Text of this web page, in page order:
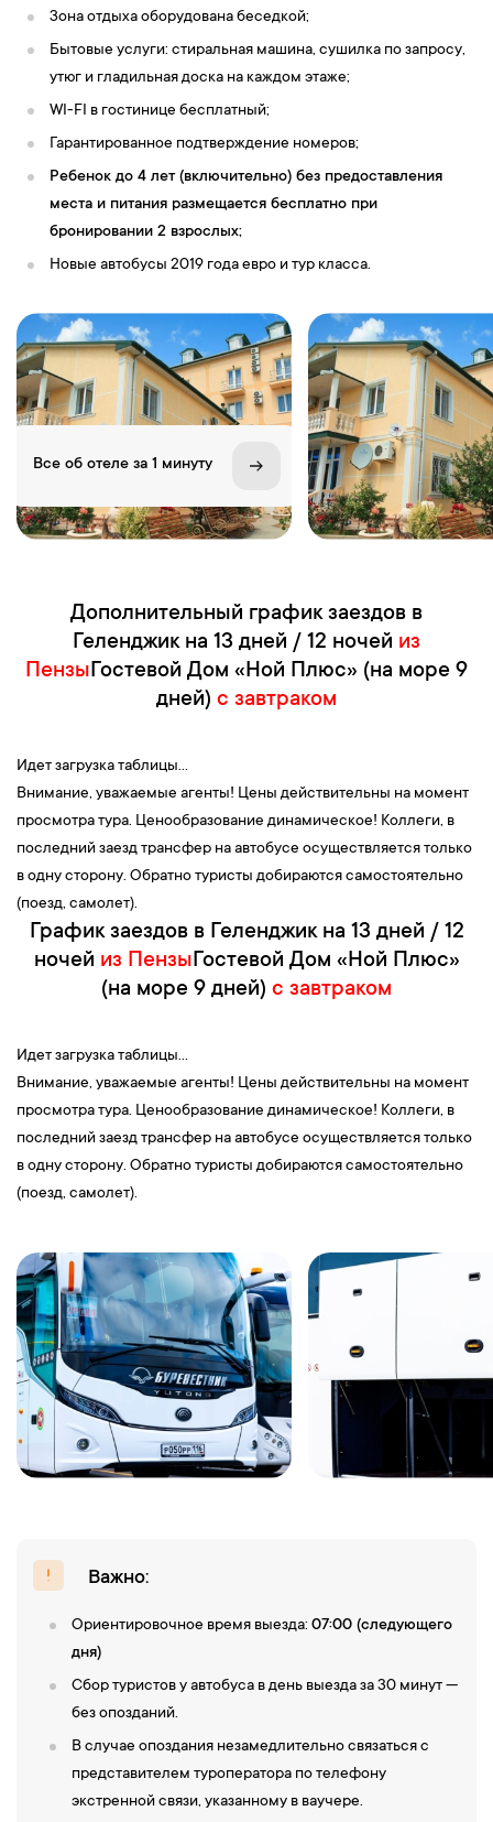
Зона отдыха оборудована беседкой;
Бытовые услуги: стиральная машина, сушилка по запросу,
утюг и гладильная доска на каждом этаже;
WI-FI в гостинице бесплатный;
Гарантированное подтверждение номеров;
Ребенок до 4 лет (включительно) без предоставления
места и питания размещается бесплатно при
бронировании 2 взрослых;
Новые автобусы 2019 года евро и тур класса.
Все об отеле за 1 минуту
Дополнительный график заездов в
Геленджик на 13 дней / 12 ночей из
ПензыГостевой Дом «Ной Плюс» (на море 9
дней) с завтраком
Идет загрузка таблицы...
Внимание, уважаемые агенты! Цены действительны на момент
просмотра тура. Ценообразование динамическое! Коллеги, в
последний заезд трансфер на автобусе осуществляется только
в одну сторону. Обратно туристы добираются самостоятельно
(поезд, самолет).
График заездов в Геленджик на 13 дней / 12
ночей из ПензыГостевой Дом «Ной Плюс»
(на море 9 дней) с завтраком
Идет загрузка таблицы...
Внимание, уважаемые агенты! Цены действительны на момент
просмотра тура. Ценообразование динамическое! Коллеги, в
последний заезд трансфер на автобусе осуществляется только
в одну сторону. Обратно туристы добираются самостоятельно
(поезд, самолет).
Важно:
Ориентировочное время выезда: 07:00 (следующего
дня)
Сбор туристов у автобуса в день выезда за 30 минут —
без опозданий.
В случае опоздания незамедлительно связаться с
представителем туроператора по телефону
экстренной связи, указанному в ваучере.